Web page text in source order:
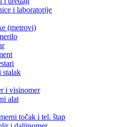
i laboratorije
(metrovi)
stalak
i visinomer
alat
točak i tel. štap